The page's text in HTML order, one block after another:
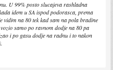
U 99% posto slucajeva rashladna
idem u SA ispod podorasca, prema
vidim na 80 tek kad sam na pola bradine
samo po ravnom dodje na 80 pa
i po gasu dodje na radnu i to nakon